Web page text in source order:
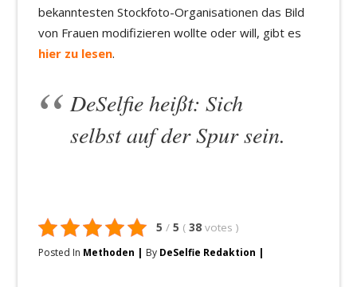
bekanntesten Stockfoto-Organisationen das Bild
von Frauen modifizieren wollte oder will, gibt es
hier zu lesen.
DeSelfie heißt: Sich
selbst auf der Spur sein.
5 / 5 ( 38 votes )
Posted In Methoden By DeSelfie Redaktion